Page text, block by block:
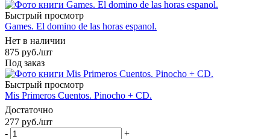
Быстрый просмотр
Games. El domino de las horas espanol.
Нет в наличии
875 руб./шт
Под заказ
Быстрый просмотр
Mis Primeros Cuentos. Pinocho + CD.
Достаточно
277 руб./шт
-
+